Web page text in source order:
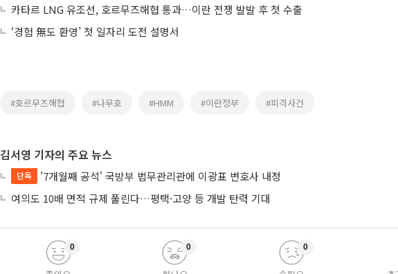
카타르 LNG 유조선, 호르무즈해협 통과…이란 전쟁 발발 후 첫 수출
‘경험 無도 환영’ 첫 일자리 도전 설명서
#호르무즈해협 #나무호 #HMM #이란정부 #피격사건
김서영 기자의 주요 뉴스
단독
'7개월째 공석' 국방부 법무관리관에 이광표 변호사 내정
여의도 10배 면적 규제 풀린다…평택·고양 등 개발 탄력 기대
0 0 0